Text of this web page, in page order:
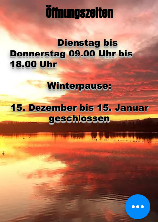
Öffnungszeiten
​
Dienstag bis
Donnerstag 09.00 Uhr bis
18.00 Uhr
Winterpause:​​​
15. Dezember bis 15. Januar
geschlossen